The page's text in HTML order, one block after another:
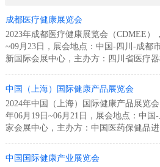
成都医疗健康展览会
2023年成都医疗健康展览会（CDMEE）
~09月23日，展会地点：中国-四川-成都
新国际会展中心，主办方：四川省医疗器
中国（上海）国际健康产品展览会
2024年中国（上海）国际健康产品展览
年06月19日~06月21日，展会地点：中
家会展中心，主办方：中国医药保健品
中国国际健康产业展览会